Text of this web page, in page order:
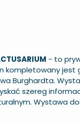
- to
kompletowany jest
Burghardta.
szereg
Wystawa